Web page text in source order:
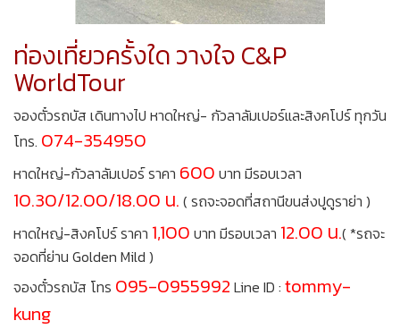
ท่องเที่ยวครั้งใด วางใจ C&P
WorldTour
จองตั๋วรถบัส เดินทางไป หาดใหญ่- กัวลาลัมเปอร์และสิงคโปร์ ทุกวัน
โทร. 074-354950
หาดใหญ่-กัวลาลัมเปอร์ ราคา 600 บาท มีรอบเวลา
10.30/12.00/18.00 น. ( รถจะจอดที่สถานีขนส่งปูดูราย่า )
หาดใหญ่-สิงคโปร์ ราคา 1,100 บาท มีรอบเวลา 12.00 น.( *รถจะ
จอดที่ย่าน Golden Mild )
จองตั๋วรถบัส โทร 095-0955992 Line ID : tommy-
kung